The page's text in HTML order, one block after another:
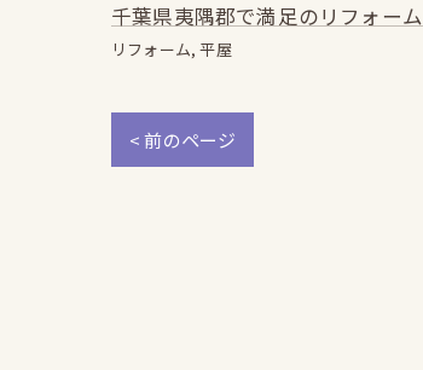
千葉県夷隅郡で満足のリフォーム
リフォーム 平屋
< 前のページ